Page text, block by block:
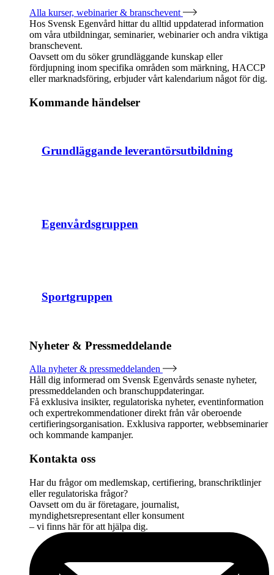
Alla kurser, webinarier & branschevent
Hos Svensk Egenvård hittar du alltid uppdaterad information
om våra utbildningar, seminarier, webinarier och andra viktiga
branschevent.
Oavsett om du söker grundläggande kunskap eller
fördjupning inom specifika områden som märkning, HACCP
eller marknadsföring, erbjuder vårt kalendarium något för dig.
Kommande händelser
Grundläggande leverantörsutbildning
Egenvårdsgruppen
Sportgruppen
Nyheter & Pressmeddelande
Alla nyheter & pressmeddelanden
Håll dig informerad om Svensk Egenvårds senaste nyheter,
pressmeddelanden och branschuppdateringar.
Få exklusiva insikter, regulatoriska nyheter, eventinformation
och expertrekommendationer direkt från vår oberoende
certifieringsorganisation. Exklusiva rapporter, webbseminarier
och kommande kampanjer.
Kontakta oss
Har du frågor om medlemskap, certifiering, branschriktlinjer
eller regulatoriska frågor?
Oavsett om du är företagare, journalist,
myndighetsrepresentant eller konsument
– vi finns här för att hjälpa dig.